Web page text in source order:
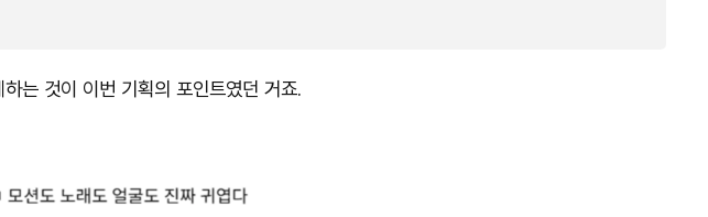
는 것이 이번 기획의 포인트였던 거죠.